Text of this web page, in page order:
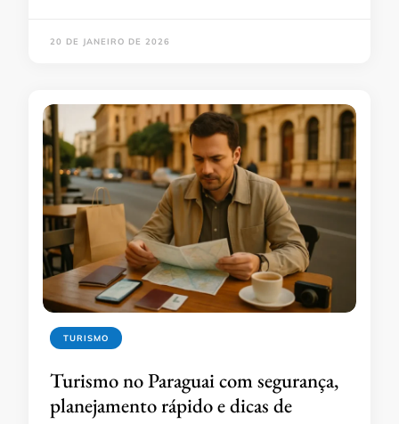
20 DE JANEIRO DE 2026
TURISMO
Turismo no Paraguai com segurança,
planejamento rápido e dicas de